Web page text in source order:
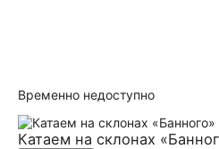
Временно недоступно
Катаем на склонах